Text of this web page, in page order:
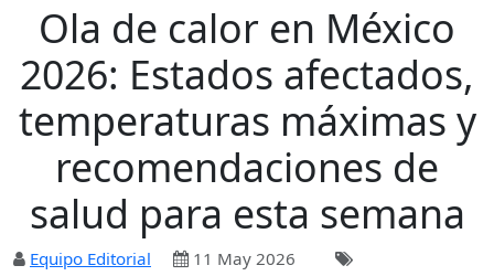
Ola de calor en México
2026: Estados afectados,
temperaturas máximas y
recomendaciones de
salud para esta semana
Equipo Editorial 11 May 2026